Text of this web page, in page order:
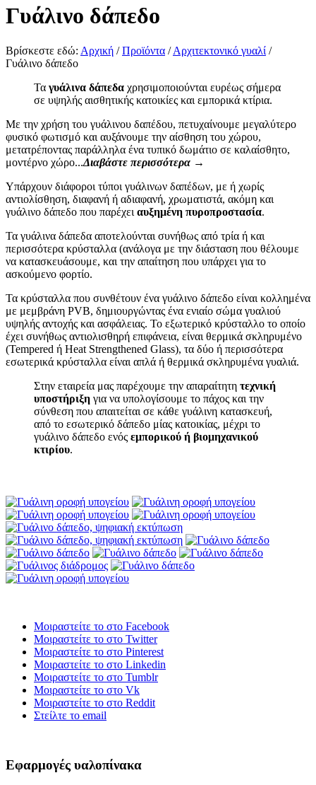
Γυάλινο δάπεδο
Βρίσκεστε εδώ: Αρχική / Προϊόντα / Αρχιτεκτονικό γυαλί /
Γυάλινο δάπεδο
Τα γυάλινα δάπεδα χρησιμοποιούνται ευρέως σήμερα
σε υψηλής αισθητικής κατοικίες και εμπορικά κτίρια.
Με την χρήση του γυάλινου δαπέδου, πετυχαίνουμε μεγαλύτερο
φυσικό φωτισμό και αυξάνουμε την αίσθηση του χώρου,
μετατρέποντας παράλληλα ένα τυπικό δωμάτιο σε καλαίσθητο,
μοντέρνο χώρο...Διαβάστε περισσότερα →
Υπάρχουν διάφοροι τύποι γυάλινων δαπέδων, με ή χωρίς
αντιολίσθηση, διαφανή ή αδιαφανή, χρωματιστά, ακόμη και
γυάλινο δάπεδο που παρέχει αυξημένη πυροπροστασία.
Τα γυάλινα δάπεδα αποτελούνται συνήθως από τρία ή και
περισσότερα κρύσταλλα (ανάλογα με την διάσταση που θέλουμε
να κατασκευάσουμε, και την απαίτηση που υπάρχει για το
ασκούμενο φορτίο.
Τα κρύσταλλα που συνθέτουν ένα γυάλινο δάπεδο είναι κολλημένα
με μεμβράνη PVB, δημιουργώντας ένα ενιαίο σώμα γυαλιού
υψηλής αντοχής και ασφάλειας. Το εξωτερικό κρύσταλλο το οποίο
έχει συνήθως αντιολισθηρή επιφάνεια, είναι θερμικά σκληρυμένο
(Tempered ή Heat Strengthened Glass), τα δύο ή περισσότερα
εσωτερικά κρύσταλλα είναι απλά ή θερμικά σκληρυμένα γυαλιά.
Στην εταιρεία μας παρέχουμε την απαραίτητη τεχνική
υποστήριξη για να υπολογίσουμε το πάχος και την
σύνθεση που απαιτείται σε κάθε γυάλινη κατασκευή,
από το εσωτερικό δάπεδο μίας κατοικίας, μέχρι το
γυάλινο δάπεδο ενός εμπορικού ή βιομηχανικού
κτιρίου.
Μοιραστείτε το στο Facebook
Μοιραστείτε το στο Twitter
Μοιραστείτε το στο Pinterest
Μοιραστείτε το στο Linkedin
Μοιραστείτε το στο Tumblr
Μοιραστείτε το στο Vk
Μοιραστείτε το στο Reddit
Στείλτε το email
Εφαρμογές υαλοπίνακα